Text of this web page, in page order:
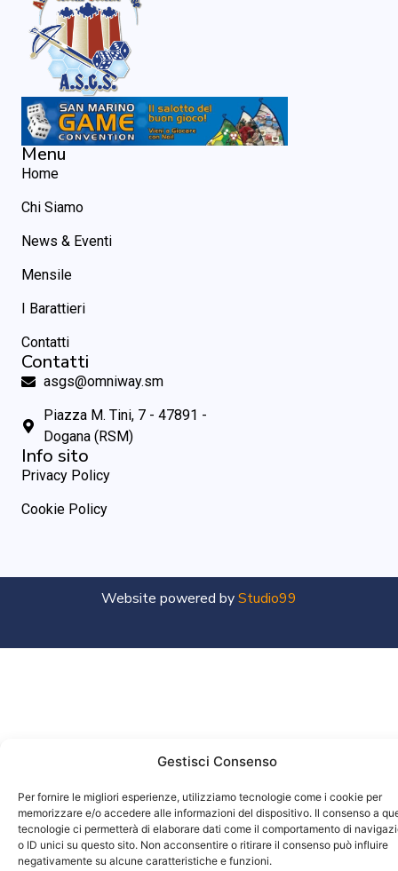
Gestisci Consenso
Per fornire le migliori esperienze, utilizziamo tecnologie come i cookie per
memorizzare e/o accedere alle informazioni del dispositivo. Il consenso a
tecnologie ci permetterà di elaborare dati come il comportamento di
o ID unici su questo sito. Non acconsentire o ritirare il consenso può influire
negativamente su alcune caratteristiche e funzioni.
Menu
Home
Chi Siamo
News & Eventi
Mensile
I Barattieri
Contatti
Contatti
asgs@omniway.sm
Piazza M. Tini, 7 - 47891 -
Dogana (RSM)
Info sito
Privacy Policy
Cookie Policy
Website powered byStudio99